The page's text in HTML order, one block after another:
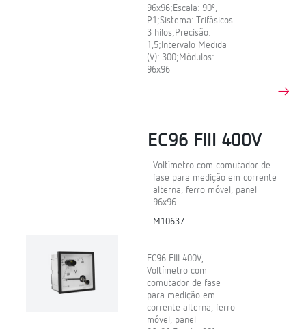
96x96;Escala: 90º,
P1;Sistema: Trifásicos
3 hilos;Precisão:
1,5;Intervalo Medida
(V): 300;Módulos:
96x96
EC96 FIII 400V
Voltímetro com comutador de
fase para medição em corrente
alterna, ferro móvel, panel
96x96
M10637.
EC96 FIII 400V,
Voltímetro com
comutador de fase
para medição em
corrente alterna, ferro
móvel, panel